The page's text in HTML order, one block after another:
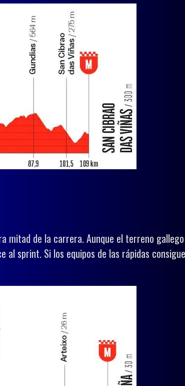
mitad de la carrera. Aunque el terreno
sprint. Si los equipos de las rápidas